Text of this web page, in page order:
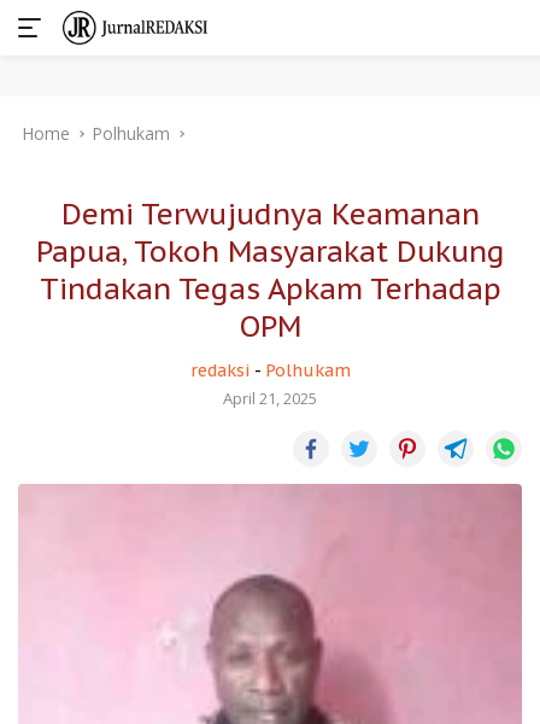
Home Polhukam
Demi Terwujudnya Keamanan
Papua, Tokoh Masyarakat Dukung
Tindakan Tegas Apkam Terhadap
OPM
redaksi - Polhukam
April 21, 2025